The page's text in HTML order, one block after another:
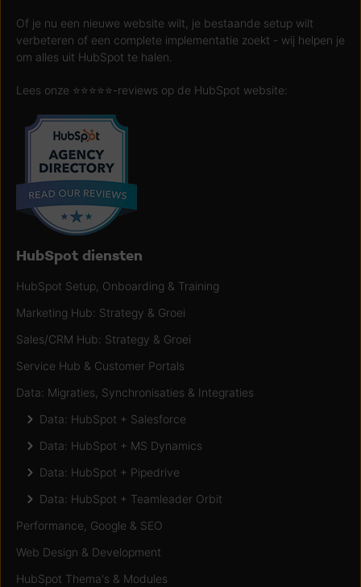
Of je nu een nieuwe website wilt, je bestaande setup wilt
verbeteren of een complete implementatie zoekt - wij helpen je
om alles uit HubSpot te halen.
Lees onze ⭐️⭐️⭐️⭐️⭐️-reviews op de HubSpot website:
HubSpot diensten
HubSpot Setup, Onboarding & Training
Marketing Hub: Strategy & Groei
Sales/CRM Hub: Strategy & Groei
Service Hub & Customer Portals
Data: Migraties, Synchronisaties & Integraties
Data: HubSpot + Salesforce
Data: HubSpot + MS Dynamics
Data: HubSpot + Pipedrive
Data: HubSpot + Teamleader Orbit
Performance, Google & SEO
Web Design & Development
HubSpot Thema's & Modules